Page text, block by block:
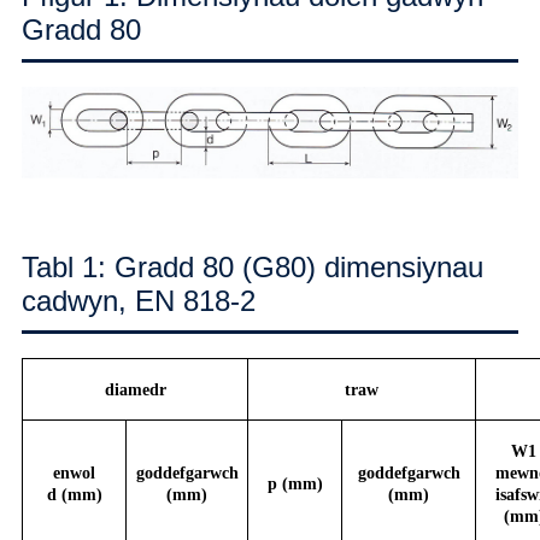
Gradd 80
Tabl 1: Gradd 80 (G80) dimensiynau
cadwyn, EN 818-2
diamedr traw
enwol
d (mm)
goddefgarwch
(mm)
p (mm)
goddefgarwch
(mm)
W1